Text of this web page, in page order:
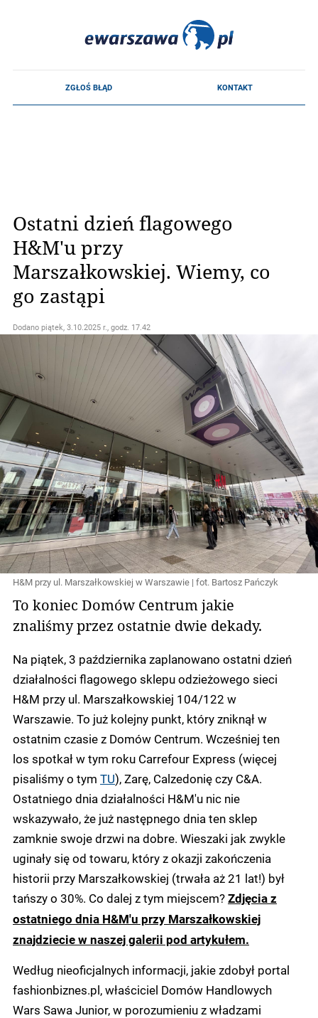
Ostatni dzień flagowego
H&M'u przy
Marszałkowskiej. Wiemy, co
go zastąpi
Dodano piątek, 3.10.2025 r., godz. 17.42
H&M przy ul. Marszałkowskiej w Warszawie | fot. Bartosz Pańczyk
To koniec Domów Centrum jakie
znaliśmy przez ostatnie dwie dekady.
Na piątek, 3 października zaplanowano ostatni dzień
działalności flagowego sklepu odzieżowego sieci
H&M przy ul. Marszałkowskiej 104/122 w
Warszawie. To już kolejny punkt, który zniknął w
ostatnim czasie z Domów Centrum. Wcześniej ten
los spotkał w tym roku Carrefour Express (więcej
pisaliśmy o tym TU), Zarę, Calzedonię czy C&A.
Ostatniego dnia działalności H&M'u nic nie
wskazywało, że już następnego dnia ten sklep
zamknie swoje drzwi na dobre. Wieszaki jak zwykle
uginały się od towaru, który z okazji zakończenia
historii przy Marszałkowskiej (trwała aż 21 lat!) był
tańszy o 30%. Co dalej z tym miejscem?Zdjęcia z
ostatniego dnia H&M'u przy Marszałkowskiej
znajdziecie w naszej galerii pod artykułem.
Według nieoficjalnych informacji, jakie zdobył portal
fashionbiznes.pl, właściciel Domów Handlowych
Wars Sawa Junior, w porozumieniu z władzami